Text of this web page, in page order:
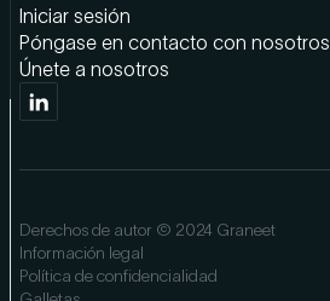
Iniciar sesión
Póngase en contacto con nosotros
Únete a nosotros
Derechos de autor © 2024 Graneet
Información legal
Política de confidencialidad